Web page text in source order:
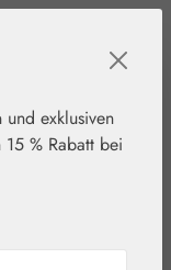
und exklusiven
% Rabatt bei